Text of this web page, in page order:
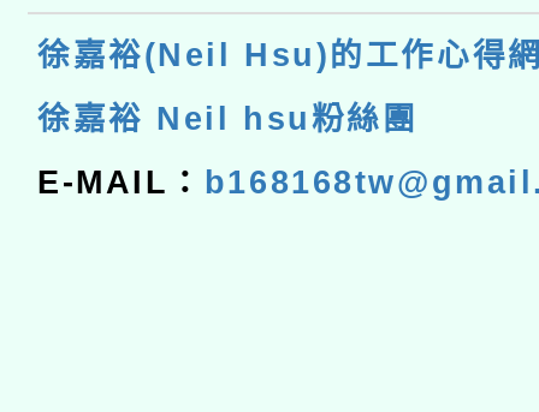
徐嘉裕(Neil Hsu)的工作心得
徐嘉裕 Neil hsu粉絲團
E-MAIL：